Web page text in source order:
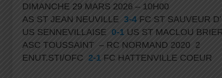
DIMANCHE 29 MARS 2026 – 10H00
AS ST JEAN NEUVILLE 3-4 FC ST SAUVEUR
US SENNEVILLAISE 0-1 US ST MACLOU
ASC TOUSSAINT – RC NORMAND 2020 2
ENUT.STI/OFC 2-1 FC HATTENVILLE COEUR